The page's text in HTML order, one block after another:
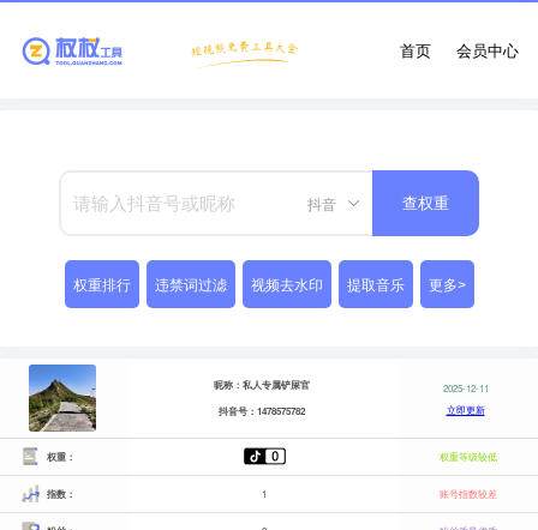
会员中心
首页
抖音 查权重
权重排行 违禁词过滤 视频去水印 提取音乐 更多>
昵称：私人专属铲屎官
抖音号：1478575782
2025-12-11
立即更新
权重： 权重等级较低
指数： 1 账号指数较差